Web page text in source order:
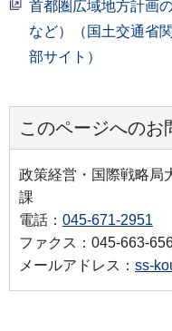
首都圏広域地方計画
など）（国土交通省
部サイト）
このページへのお
政策経営・国際戦略局
課
電話： 045-671-2951
ファクス：045-663-
メールアドレス： ss-